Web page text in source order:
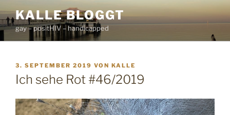
Inhalt
springen
KALLE BLOGGT
gay – positHIV – handicapped
VERÖFFENTLICHT
AM
3. SEPTEMBER 2019 VON KALLE
Ich sehe Rot #46/2019